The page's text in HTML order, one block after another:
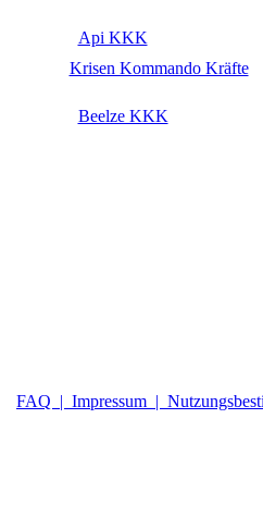
Api KKK
Krisen Kommando Kräfte
Beelze KKK
FAQ | Impressum |